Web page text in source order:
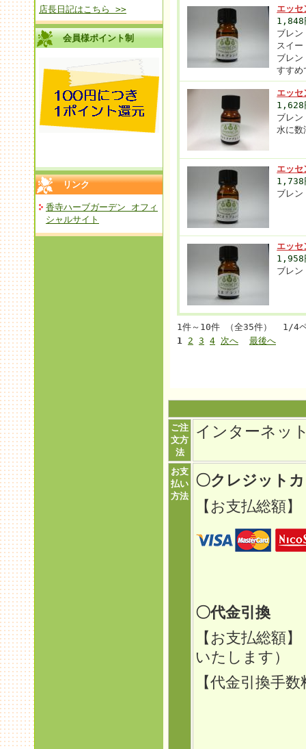
店長日記はこちら >>
会員様ポイント制
リンク
香寺ハーブガーデン オフィ
シャルサイト
エッ
1,848
ブレン
スイー
ブレン
すすめ
エッ
1,628
ブレ
水に数
エッ
1,738
ブレン
エッ
1,958
ブレン
1件～10件 （全35件） 1/4
1 2 3 4 次へ 最後へ
ご注
文方
法
インターネッ
お支
払い
方法
〇クレジット
【お支払総額
〇代金引換
【お支払総額
いたします）
【代金引換